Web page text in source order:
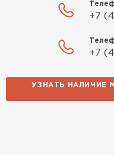
+7
+7
УЗНАТЬ НАЛИЧИЕ